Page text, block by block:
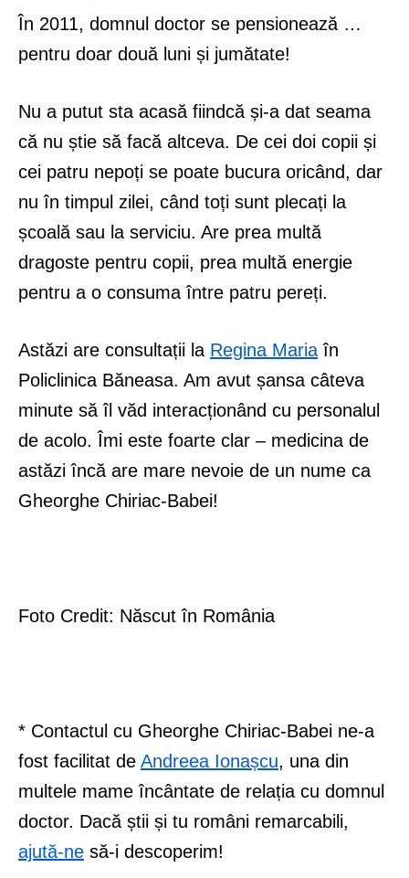
În 2011, domnul doctor se pensionează …
pentru doar două luni și jumătate!
Nu a putut sta acasă fiindcă și-a dat seama
că nu știe să facă altceva. De cei doi copii și
cei patru nepoți se poate bucura oricând, dar
nu în timpul zilei, când toți sunt plecați la
școală sau la serviciu. Are prea multă
dragoste pentru copii, prea multă energie
pentru a o consuma între patru pereți.
Astăzi are consultații la Regina Mariaîn
Policlinica Băneasa. Am avut șansa câteva
minute să îl văd interacționând cu personalul
de acolo. Îmi este foarte clar – medicina de
astăzi încă are mare nevoie de un nume ca
Gheorghe Chiriac-Babei!
Foto Credit: Născut în România
* Contactul cu Gheorghe Chiriac-Babei ne-a
fost facilitat de Andreea Ionașcu, una din
multele mame încântate de relația cu domnul
doctor. Dacă știi și tu români remarcabili,
ajută-ne să-i descoperim!